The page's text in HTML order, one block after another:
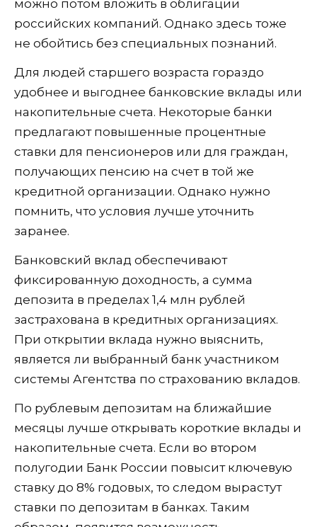
можно потом вложить в облигации
российских компаний. Однако здесь тоже
не обойтись без специальных познаний.
Для людей старшего возраста гораздо
удобнее и выгоднее банковские вклады или
накопительные счета. Некоторые банки
предлагают повышенные процентные
ставки для пенсионеров или для граждан,
получающих пенсию на счет в той же
кредитной организации. Однако нужно
помнить, что условия лучше уточнить
заранее.
Банковский вклад обеспечивают
фиксированную доходность, а сумма
депозита в пределах 1,4 млн рублей
застрахована в кредитных организациях.
При открытии вклада нужно выяснить,
является ли выбранный банк участником
системы Агентства по страхованию вкладов.
По рублевым депозитам на ближайшие
месяцы лучше открывать короткие вклады и
накопительные счета. Если во втором
полугодии Банк России повысит ключевую
ставку до 8% годовых, то следом вырастут
ставки по депозитам в банках. Таким